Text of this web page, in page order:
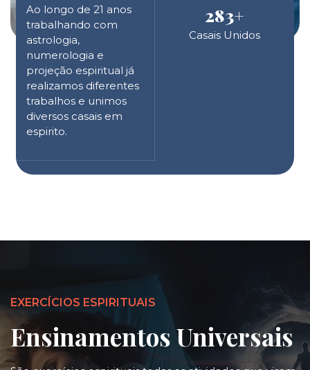
Ao longo de 21 anos
trabalhando com
astrologia,
numerologia e
projeção espiritual já
realizamos diferentes
trabalhos e unimos
diversos casais em
espirito.
283+
Casais Unidos
EXERCÍCIOS ESPIRITUAIS
Ensinamentos Universais